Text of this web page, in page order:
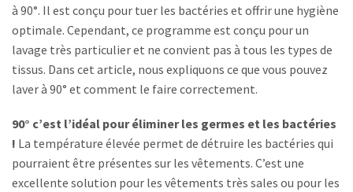
à 90°. Il est conçu pour tuer les bactéries et offrir une hygiène
optimale. Cependant, ce programme est conçu pour un
lavage très particulier et ne convient pas à tous les types de
tissus. Dans cet article, nous expliquons ce que vous pouvez
laver à 90° et comment le faire correctement.
90° c’est l’idéal pour éliminer les germes et les bactéries
! La température élevée permet de détruire les bactéries qui
pourraient être présentes sur les vêtements. C’est une
excellente solution pour les vêtements très sales ou pour les